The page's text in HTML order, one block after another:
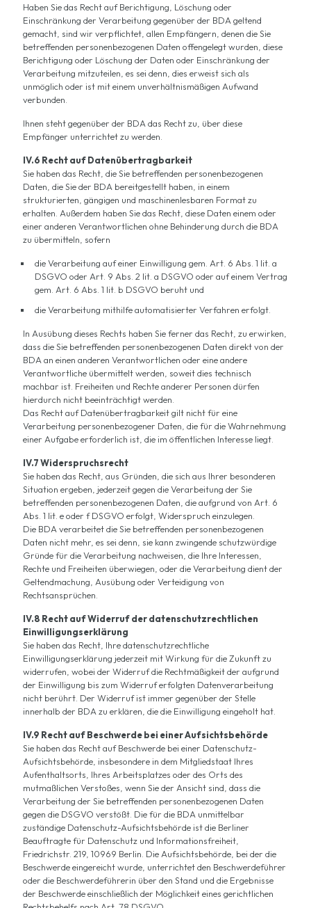
Haben Sie das Recht auf Berichtigung, Löschung oder
Einschränkung der Verarbeitung gegenüber der BDA geltend
gemacht, sind wir verpflichtet, allen Empfängern, denen die Sie
betreffenden personenbezogenen Daten offengelegt wurden, diese
Berichtigung oder Löschung der Daten oder Einschränkung der
Verarbeitung mitzuteilen, es sei denn, dies erweist sich als
unmöglich oder ist mit einem unverhältnismäßigen Aufwand
verbunden.
Ihnen steht gegenüber der BDA das Recht zu, über diese
Empfänger unterrichtet zu werden.
IV.6 Recht auf Datenübertragbarkeit
Sie haben das Recht, die Sie betreffenden personenbezogenen
Daten, die Sie der BDA bereitgestellt haben, in einem
strukturierten, gängigen und maschinenlesbaren Format zu
erhalten. Außerdem haben Sie das Recht, diese Daten einem oder
einer anderen Verantwortlichen ohne Behinderung durch die BDA
zu übermitteln, sofern
die Verarbeitung auf einer Einwilligung gem. Art. 6 Abs. 1 lit. a
DSGVO oder Art. 9 Abs. 2 lit. a DSGVO oder auf einem Vertrag
gem. Art. 6 Abs. 1 lit. b DSGVO beruht und
die Verarbeitung mithilfe automatisierter Verfahren erfolgt.
In Ausübung dieses Rechts haben Sie ferner das Recht, zu erwirken,
dass die Sie betreffenden personenbezogenen Daten direkt von der
BDA an einen anderen Verantwortlichen oder eine andere
Verantwortliche übermittelt werden, soweit dies technisch
machbar ist. Freiheiten und Rechte anderer Personen dürfen
hierdurch nicht beeinträchtigt werden.
Das Recht auf Datenübertragbarkeit gilt nicht für eine
Verarbeitung personenbezogener Daten, die für die Wahrnehmung
einer Aufgabe erforderlich ist, die im öffentlichen Interesse liegt.
IV.7 Widerspruchsrecht
Sie haben das Recht, aus Gründen, die sich aus Ihrer besonderen
Situation ergeben, jederzeit gegen die Verarbeitung der Sie
betreffenden personenbezogenen Daten, die aufgrund von Art. 6
Abs. 1 lit. e oder f DSGVO erfolgt, Widerspruch einzulegen.
Die BDA verarbeitet die Sie betreffenden personenbezogenen
Daten nicht mehr, es sei denn, sie kann zwingende schutzwürdige
Gründe für die Verarbeitung nachweisen, die Ihre Interessen,
Rechte und Freiheiten überwiegen, oder die Verarbeitung dient der
Geltendmachung, Ausübung oder Verteidigung von
Rechtsansprüchen.
IV.8 Recht auf Widerruf der datenschutzrechtlichen
Einwilligungserklärung
Sie haben das Recht, Ihre datenschutzrechtliche
Einwilligungserklärung jederzeit mit Wirkung für die Zukunft zu
widerrufen, wobei der Widerruf die Rechtmäßigkeit der aufgrund
der Einwilligung bis zum Widerruf erfolgten Datenverarbeitung
nicht berührt. Der Widerruf ist immer gegenüber der Stelle
innerhalb der BDA zu erklären, die die Einwilligung eingeholt hat.
IV.9 Recht auf Beschwerde bei einer Aufsichtsbehörde
Sie haben das Recht auf Beschwerde bei einer Datenschutz-
Aufsichtsbehörde, insbesondere in dem Mitgliedstaat Ihres
Aufenthaltsorts, Ihres Arbeitsplatzes oder des Orts des
mutmaßlichen Verstoßes, wenn Sie der Ansicht sind, dass die
Verarbeitung der Sie betreffenden personenbezogenen Daten
gegen die DSGVO verstößt. Die für die BDA unmittelbar
zuständige Datenschutz-Aufsichtsbehörde ist die Berliner
Beauftragte für Datenschutz und Informationsfreiheit,
Friedrichstr. 219, 10969 Berlin. Die Aufsichtsbehörde, bei der die
Beschwerde eingereicht wurde, unterrichtet den Beschwerdeführer
oder die Beschwerdeführerin über den Stand und die Ergebnisse
der Beschwerde einschließlich der Möglichkeit eines gerichtlichen